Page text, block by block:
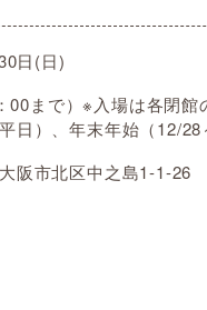
日(日)
まで）※入場は各閉館
日）、年末年始（12/28
阪市北区中之島1-1-26